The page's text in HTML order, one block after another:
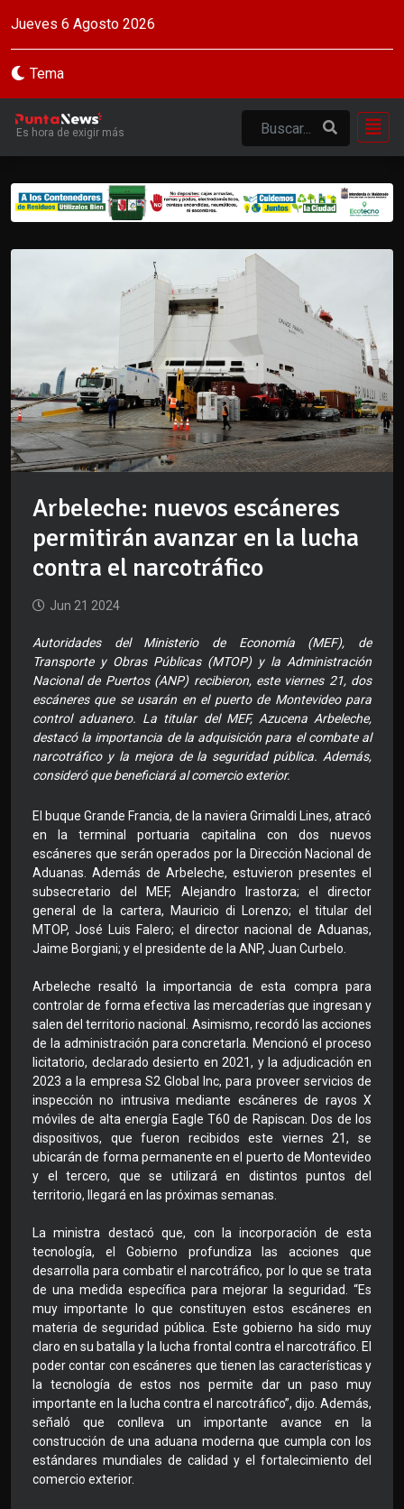
Jueves 6 Agosto 2026
Tema
Es hora de exigir más
Arbeleche: nuevos escáneres
permitirán avanzar en la lucha
contra el narcotráfico
Jun 21 2024
Autoridades del Ministerio de Economía (MEF), de
Transporte y Obras Públicas (MTOP) y la Administración
Nacional de Puertos (ANP) recibieron, este viernes 21, dos
escáneres que se usarán en el puerto de Montevideo para
control aduanero. La titular del MEF, Azucena Arbeleche,
destacó la importancia de la adquisición para el combate al
narcotráfico y la mejora de la seguridad pública. Además,
consideró que beneficiará al comercio exterior.
El buque Grande Francia, de la naviera Grimaldi Lines, atracó
en la terminal portuaria capitalina con dos nuevos
escáneres que serán operados por la Dirección Nacional de
Aduanas. Además de Arbeleche, estuvieron presentes el
subsecretario del MEF, Alejandro Irastorza; el director
general de la cartera, Mauricio di Lorenzo; el titular del
MTOP, José Luis Falero; el director nacional de Aduanas,
Jaime Borgiani; y el presidente de la ANP, Juan Curbelo.
Arbeleche resaltó la importancia de esta compra para
controlar de forma efectiva las mercaderías que ingresan y
salen del territorio nacional. Asimismo, recordó las acciones
de la administración para concretarla. Mencionó el proceso
licitatorio, declarado desierto en 2021, y la adjudicación en
2023 a la empresa S2 Global Inc, para proveer servicios de
inspección no intrusiva mediante escáneres de rayos X
móviles de alta energía Eagle T60 de Rapiscan. Dos de los
dispositivos, que fueron recibidos este viernes 21, se
ubicarán de forma permanente en el puerto de Montevideo
y el tercero, que se utilizará en distintos puntos del
territorio, llegará en las próximas semanas.
La ministra destacó que, con la incorporación de esta
tecnología, el Gobierno profundiza las acciones que
desarrolla para combatir el narcotráfico, por lo que se trata
de una medida específica para mejorar la seguridad. “Es
muy importante lo que constituyen estos escáneres en
materia de seguridad pública. Este gobierno ha sido muy
claro en su batalla y la lucha frontal contra el narcotráfico. El
poder contar con escáneres que tienen las características y
la tecnología de estos nos permite dar un paso muy
importante en la lucha contra el narcotráfico”, dijo. Además,
señaló que conlleva un importante avance en la
construcción de una aduana moderna que cumpla con los
estándares mundiales de calidad y el fortalecimiento del
comercio exterior.